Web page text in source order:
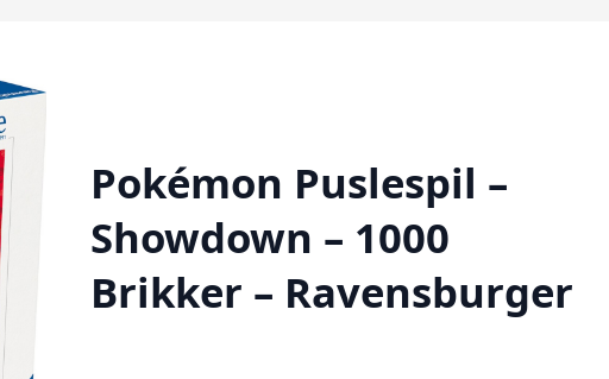
Pokémon Puslespil –
Showdown – 1000
Brikker – Ravensburger